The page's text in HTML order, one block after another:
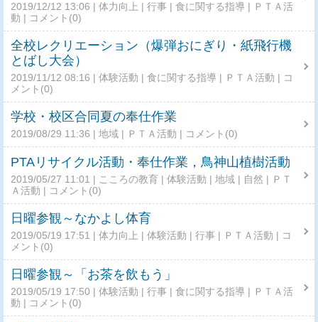
2019/12/12 13:06 体力向上 行事 食に関する指導
ＰＴＡ活
動
コメント(0)
全校レクリエーション（爆弾おにぎり・紙飛行機
とばし大会）
2019/11/12 08:16 体験活動 食に関する指導 ＰＴＡ活動
コ
メント(0)
学校・校区合同夏の奉仕作業
2019/08/29 11:36 地域 ＰＴＡ活動 コメント(0)
PTAリサイクル活動・奉仕作業，鳥神山植樹活動
2019/05/27 11:01 こころの教育 体験活動 地域 自然
ＰＴ
Ａ活動
コメント(0)
日曜参観～なかよし体育
2019/05/19 17:51 体力向上 体験活動 行事 ＰＴＡ活動
コ
メント(0)
日曜参観～「お茶を飲もう」
2019/05/19 17:50 体験活動 行事 食に関する指導
ＰＴＡ活
動
コメント(0)